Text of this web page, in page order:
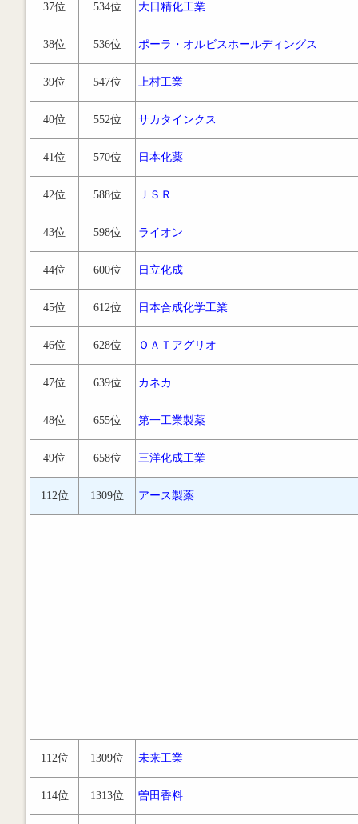
37位 534位 大日精化工業
38位 536位 ポーラ・オルビスホールディングス
39位 547位 上村工業
40位 552位 サカタインクス
41位 570位 日本化薬
42位 588位 ＪＳＲ
43位 598位 ライオン
44位 600位 日立化成
45位 612位 日本合成化学工業
46位 628位 ＯＡＴアグリオ
47位 639位 カネカ
48位 655位 第一工業製薬
49位 658位 三洋化成工業
112位 1309位 アース製薬
112位 1309位 未来工業
114位 1313位 曽田香料